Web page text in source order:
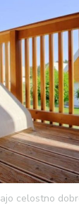
celostno